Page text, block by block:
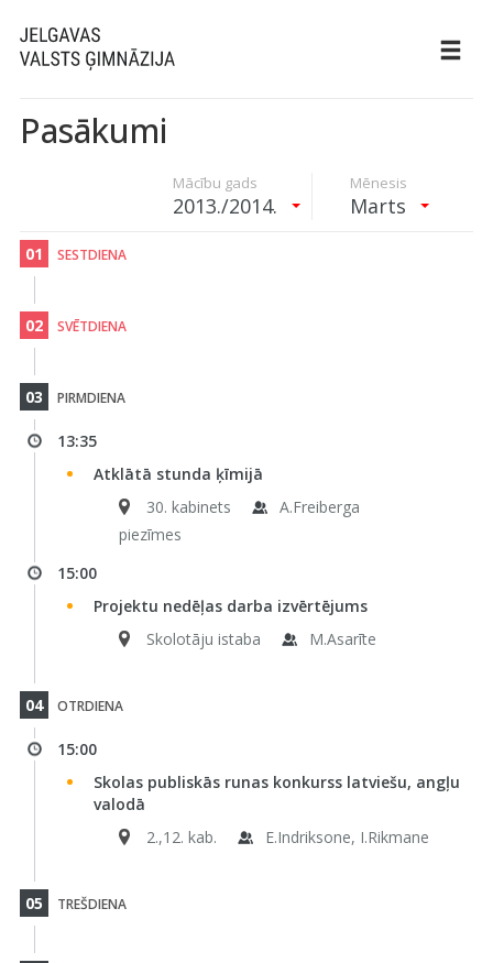
Pasākumi
Mācību gads
2013./2014.
Mēnesis
Marts
01 SESTDIENA
02 SVĒTDIENA
03 PIRMDIENA
13:35
Atklātā stunda ķīmijā
30. kabinets
A.Freiberga
piezīmes
15:00
Projektu nedēļas darba izvērtējums
Skolotāju istaba
M.Asarīte
04 OTRDIENA
15:00
Skolas publiskās runas konkurss latviešu, angļu
valodā
2.,12. kab.
E.Indriksone, I.Rikmane
05 TREŠDIENA